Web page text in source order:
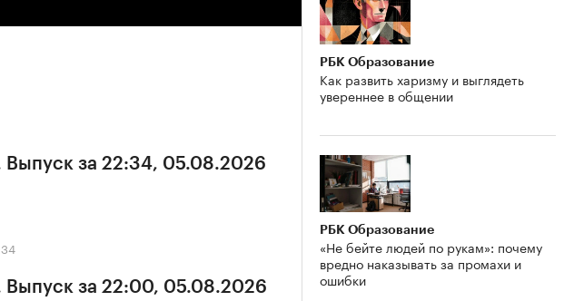
Выпуск за 22:34, 05.08.2026
Выпуск за 22:00, 05.08.2026
РБК Образование
Как развить харизму и выглядеть
увереннее в общении
РБК Образование
«Не бейте людей по рукам»: почему
вредно наказывать за промахи и
ошибки